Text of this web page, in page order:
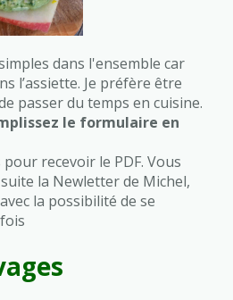
dans l'ensemble car
l’assiette. Je préfère être
passer du temps en cuisine.
le formulaire en
recevoir le PDF. Vous
la Newletter de Michel,
la possibilité de se